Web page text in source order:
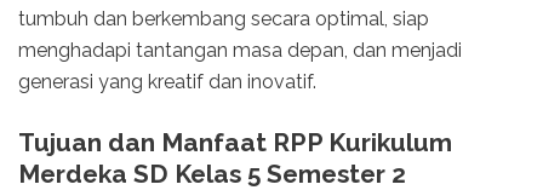
tumbuh dan berkembang secara optimal, siap
menghadapi tantangan masa depan, dan menjadi
generasi yang kreatif dan inovatif.
Tujuan dan Manfaat RPP Kurikulum
Merdeka SD Kelas 5 Semester 2